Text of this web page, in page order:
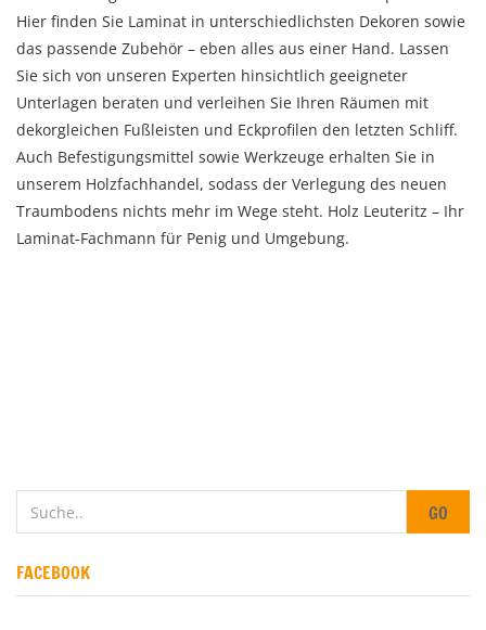
Hier finden Sie Laminat in unterschiedlichsten Dekoren sowie
das passende Zubehör – eben alles aus einer Hand. Lassen
Sie sich von unseren Experten hinsichtlich geeigneter
Unterlagen beraten und verleihen Sie Ihren Räumen mit
dekorgleichen Fußleisten und Eckprofilen den letzten Schliff.
Auch Befestigungsmittel sowie Werkzeuge erhalten Sie in
unserem Holzfachhandel, sodass der Verlegung des neuen
Traumbodens nichts mehr im Wege steht. Holz Leuteritz – Ihr
Laminat-Fachmann für Penig und Umgebung.
GO
FACEBOOK